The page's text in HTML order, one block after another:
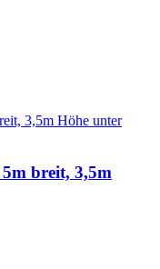
breit, 3,5m